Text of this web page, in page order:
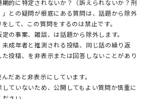
期的に特定されないか？（訴えられないか？刑
との疑問が根底にある質問は、話題から除外
して、この質問をするのは禁止です。
の事案、雑談、は話題から除外します。
未成年者と推測される投稿、同じ話の繰り返
投稿、を非表示または回答しないことがあり
だあと非表示にしています。
していないため、公開してもよい質問か慎重に